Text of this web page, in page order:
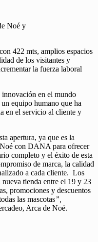
Noé y
422 mts, amplios espacios
de los visitantes y
la fuerza laboral
innovación en el mundo
equipo humano que ha
en el servicio al cliente y
apertura, ya que es la
con DANA para ofrecer
completo y el éxito de esta
de marca, la calidad
a cada cliente. Los
tienda entre el 19 y 23
promociones y descuentos
las mascotas”,
Arca de Noé.